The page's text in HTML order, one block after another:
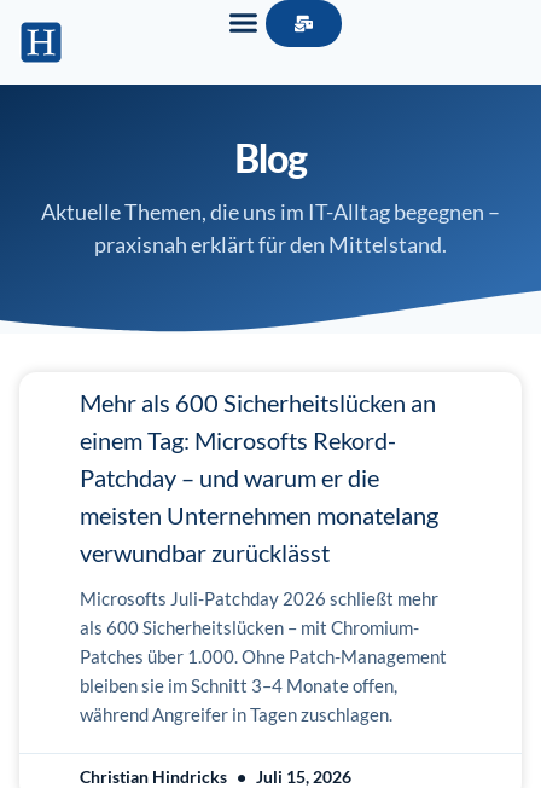
Blog
Aktuelle Themen, die uns im IT-Alltag begegnen –
praxisnah erklärt für den Mittelstand.
Mehr als 600 Sicherheitslücken an
einem Tag: Microsofts Rekord-
Patchday – und warum er die
meisten Unternehmen monatelang
verwundbar zurücklässt
Microsofts Juli-Patchday 2026 schließt mehr
als 600 Sicherheitslücken – mit Chromium-
Patches über 1.000. Ohne Patch-Management
bleiben sie im Schnitt 3–4 Monate offen,
während Angreifer in Tagen zuschlagen.
Christian Hindricks Juli 15, 2026